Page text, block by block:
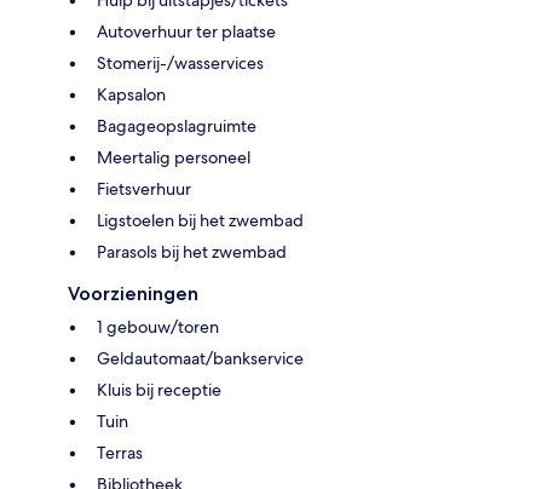
Autoverhuur ter plaatse
Stomerij-/wasservices
Kapsalon
Bagageopslagruimte
Meertalig personeel
Fietsverhuur
Ligstoelen bij het zwembad
Parasols bij het zwembad
Voorzieningen
1 gebouw/toren
Geldautomaat/bankservice
Kluis bij receptie
Tuin
Terras
Bibliotheek